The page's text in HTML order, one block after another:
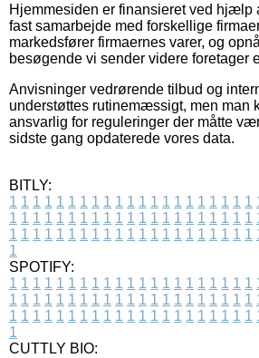
Hjemmesiden er finansieret ved hjælp
fast samarbejde med forskellige
markedsfører firmaernes varer, og
besøgende vi sender videre foretager
Anvisninger vedrørende tilbud og
understøttes rutinemæssigt, men man
ansvarlig for reguleringer der måtte
sidste gang opdaterede vores data.
BITLY:
1 1 1 1 1 1 1 1 1 1 1 1 1 1 1 1 1 1 1 1 1
1 1 1 1 1 1 1 1 1 1 1 1 1 1 1 1 1 1 1 1 1
1 1 1 1 1 1 1 1 1 1 1 1 1 1 1 1 1 1 1 1 1
1
SPOTIFY:
1 1 1 1 1 1 1 1 1 1 1 1 1 1 1 1 1 1 1 1 1
1 1 1 1 1 1 1 1 1 1 1 1 1 1 1 1 1 1 1 1 1
1 1 1 1 1 1 1 1 1 1 1 1 1 1 1 1 1 1 1 1 1
1
CUTTLY BIO: